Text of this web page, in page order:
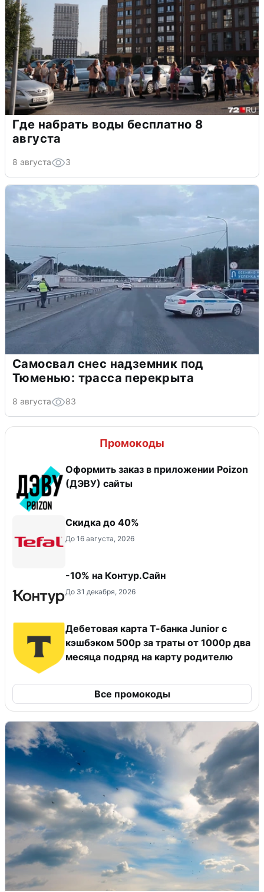
Где набрать воды бесплатно 8
августа
8 августа 3
Самосвал снес надземник под
Тюменью: трасса перекрыта
8 августа 83
Промокоды
Оформить заказ в приложении Poizon
(ДЭВУ) сайты
Скидка до 40%
До 16 августа, 2026
-10% на Контур.Сайн
До 31 декабря, 2026
Дебетовая карта Т-банка Junior с
кэшбэком 500р за траты от 1000р два
месяца подряд на карту родителю
Все промокоды